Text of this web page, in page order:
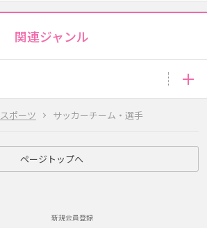
スポーツ サッカーチーム・選手
関連ジャンル
ページトップへ
新規会員登録